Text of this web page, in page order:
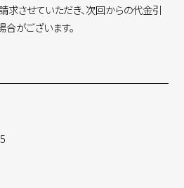
させていただき、次回からの代金引
がございます。